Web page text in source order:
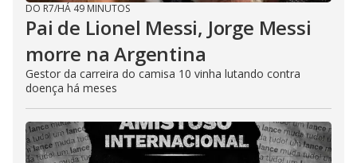
DO R7/HÁ 49 MINUTOS
Pai de Lionel Messi, Jorge Messi
morre na Argentina
Gestor da carreira do camisa 10 vinha lutando contra
doença há meses